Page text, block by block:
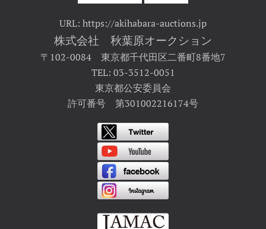
URL: https://akihabara-auctions.jp
株式会社 秋葉原オークション
〒102-0084 東京都千代田区二番町8番地7
TEL: 03-3512-0051
東京都公安委員会
許可番号 第301002216174号